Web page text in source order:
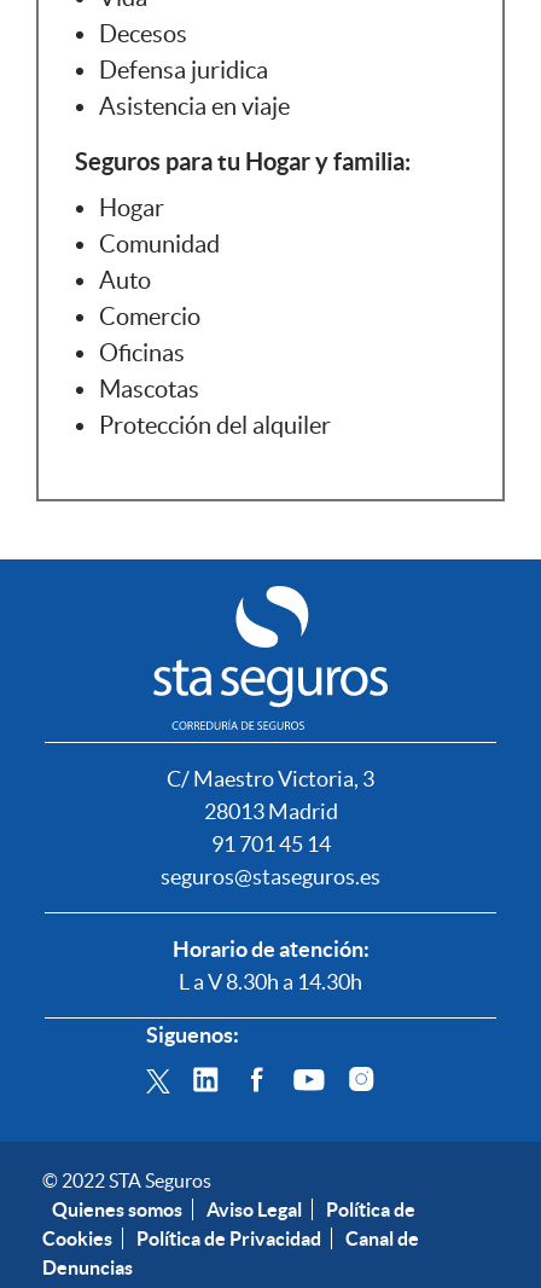
Decesos
Defensa juridica
Asistencia en viaje
Seguros para tu Hogar y familia:
Hogar
Comunidad
Auto
Comercio
Oficinas
Mascotas
Protección del alquiler
C/ Maestro Victoria, 3
28013 Madrid
91 701 45 14
seguros@staseguros.es
Horario de atención:
L a V 8.30h a 14.30h
Siguenos:
© 2022 STA Seguros
Quienes somos
Aviso Legal
Política de
Cookies
Política de Privacidad
Canal de
Denuncias